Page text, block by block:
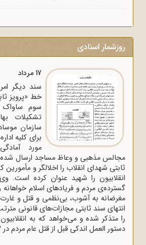
روزشمار اسنادی
17 مرداد
سند دیگر
خط «پرویز
سوم
تشکیلات
سازمان
برای کلیه
مورد
مجالس مذهبی و وعاظ مساجد ارسال
ثابتی شهدای انقلاب را اخلالگر و
انقلابیون را شهید عنوان کرده است.
گسترده‌ی مردم و فریادهای اسلام خواهانه و
مغرضانه به آشوب، بی‌نظمی و قتل و
انتهای سند ثابتی مجازات‌های قانونی
را متذکر شده و می‌خواهد که به
دستور العمل اندکی قبل از قتل عام مردم در 17 شهریور 1357 در...